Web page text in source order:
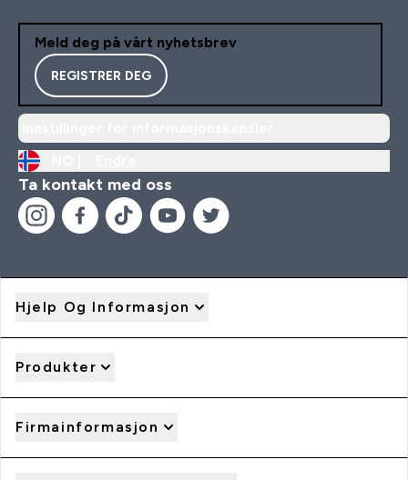
Meld deg på vårt nyhetsbrev
REGISTRER DEG
Ta kontakt med oss
Hjelp Og Informasjon
Produkter
Firmainformasjon